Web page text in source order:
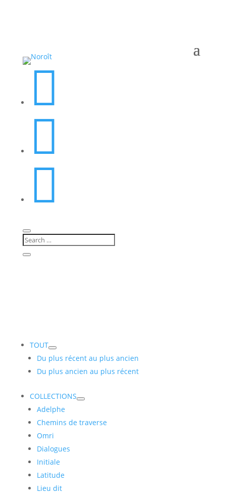



TOUT
Du plus récent au plus ancien
Du plus ancien au plus récent
COLLECTIONS
Adelphe
Chemins de traverse
Omri
Dialogues
Initiale
Latitude
Lieu dit